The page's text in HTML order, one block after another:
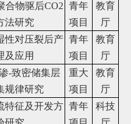
合物驱后CO2
法研究
青年
项目
教育
厅
性对压裂后产
及应用
青年
项目
教育
厅
-致密储集层
规律研究
重大
项目
教育
厅
特征及开发方 青年
科技